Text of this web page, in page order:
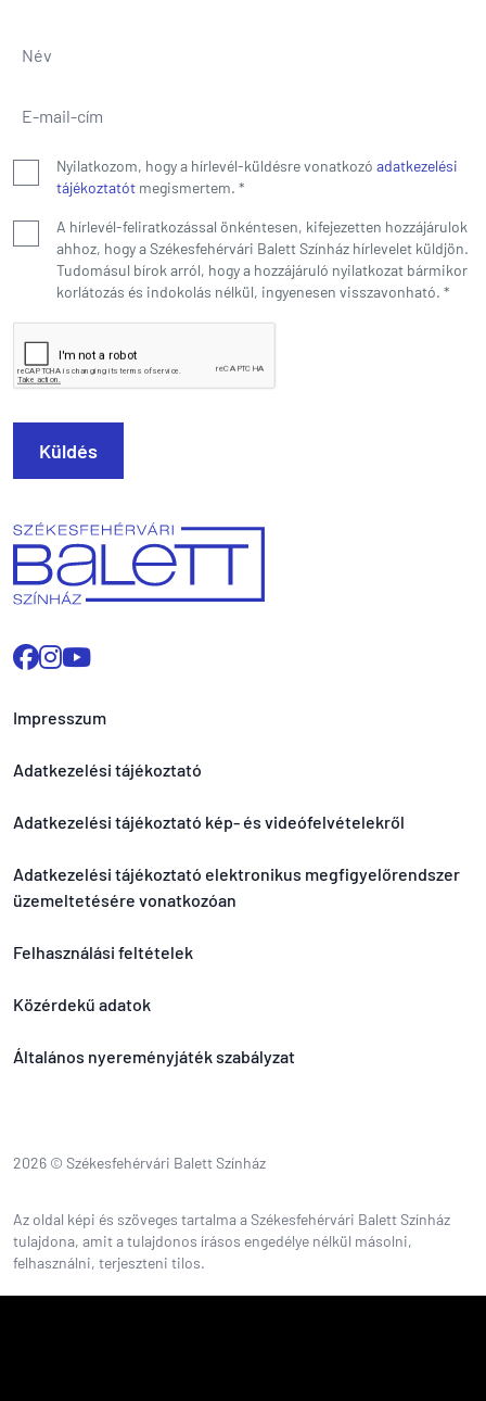
Impresszum
Adatkezelési tájékoztató
Adatkezelési tájékoztató kép- és videófelvételekről
Adatkezelési tájékoztató elektronikus megfigyelőrendszer
üzemeltetésére vonatkozóan
Felhasználási feltételek
Közérdekű adatok
Általános nyereményjáték szabályzat
2026 © Székesfehérvári Balett Színház
Az oldal képi és szöveges tartalma a Székesfehérvári Balett Színház
tulajdona, amit a tulajdonos írásos engedélye nélkül másolni,
felhasználni, terjeszteni tilos.
Név
E-mail-cím
Nyilatkozom, hogy a hírlevél-küldésre vonatkozó adatkezelési
tájékoztatót megismertem. *
A hírlevél-feliratkozással önkéntesen, kifejezetten hozzájárulok
ahhoz, hogy a Székesfehérvári Balett Színház hírlevelet küldjön.
Tudomásul bírok arról, hogy a hozzájáruló nyilatkozat bármikor
korlátozás és indokolás nélkül, ingyenesen visszavonható. *
Küldés